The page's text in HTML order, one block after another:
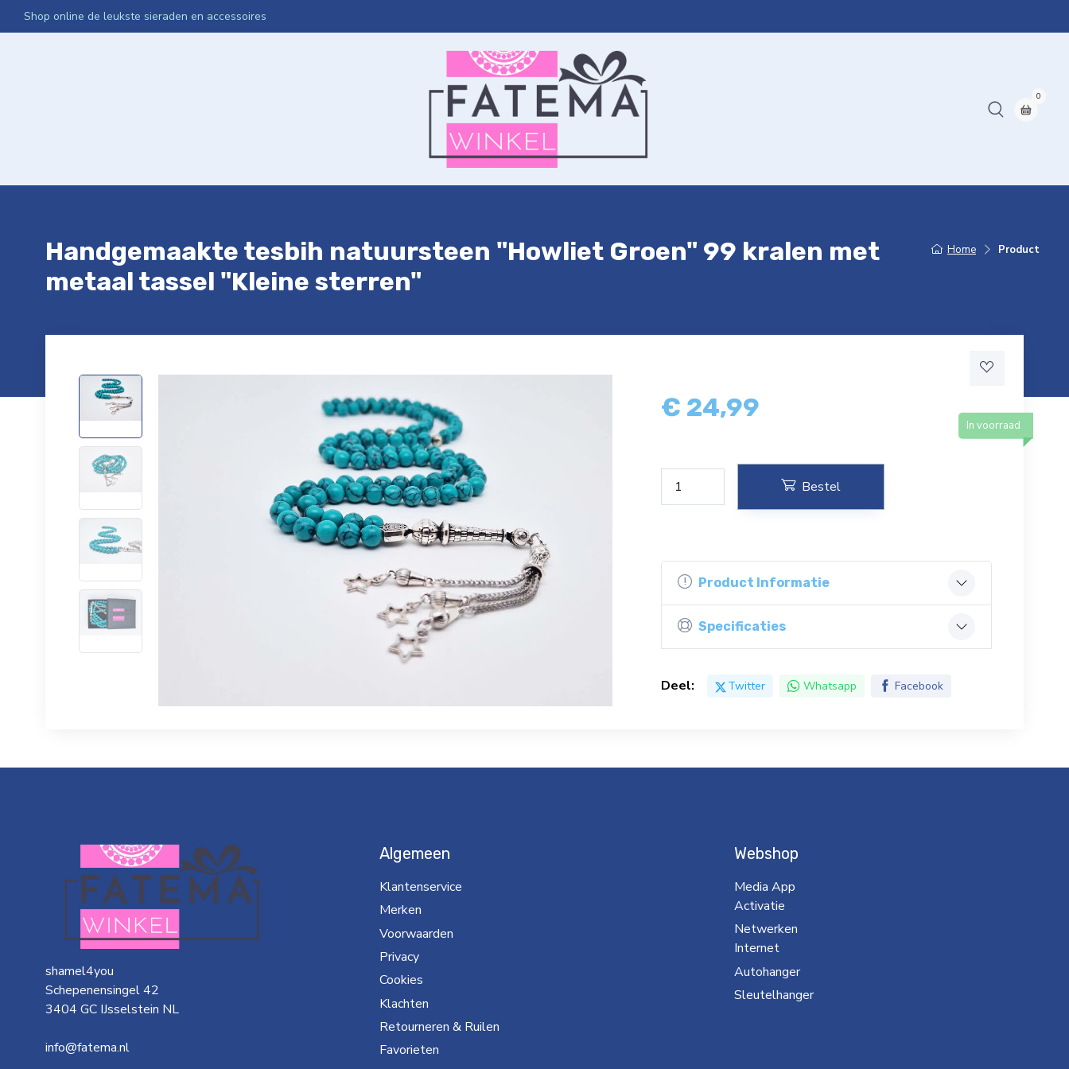
Shop online de leukste sieraden en accessoires
Autohanger Sleutelhanger Contact Winkelwagen
0
Home Product
Handgemaakte tesbih natuursteen "Howliet Groen" 99 kralen met
metaal tassel "Kleine sterren"
€ 24,99
In voorraad
Bestel
Product Informatie
Specificaties
Deel: Twitter Whatsapp Facebook
shamel4you
Schepenensingel 42
3404 GC IJsselstein NL
info@fatema.nl
Algemeen
Klantenservice
Merken
Voorwaarden
Privacy
Cookies
Klachten
Retourneren & Ruilen
Favorieten
Webshop
Media App
Activatie
Netwerken
Internet
Autohanger
Sleutelhanger